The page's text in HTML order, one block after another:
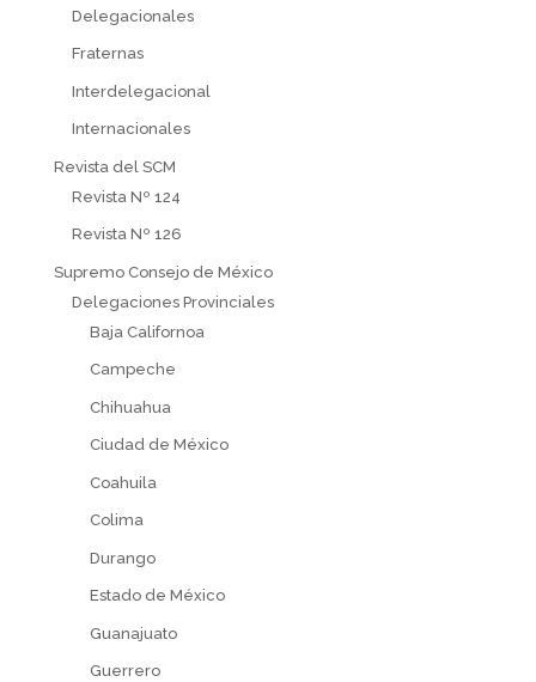
Delegacionales
Fraternas
Interdelegacional
Internacionales
Revista del SCM
Revista Nº 124
Revista Nº 126
Supremo Consejo de México
Delegaciones Provinciales
Baja Californoa
Campeche
Chihuahua
Ciudad de México
Coahuila
Colima
Durango
Estado de México
Guanajuato
Guerrero